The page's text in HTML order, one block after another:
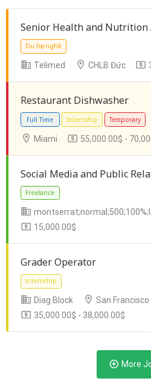
Senior Health and Nutrition
Du học nghề
Telimed CHLB Đức
Restaurant Dishwasher
Full Time Internship
Miami 55,000.00$ -
Social Media and Public
Freelance
15,000.00$
Grader Operator
Diag Block
San Francisco
35,000.00$ - 38,000.00$
More